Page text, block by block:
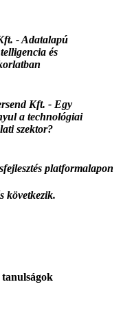
-Adatalapú
és
Kft. - Egy
a technológiai
szektor?
platformalapon
következik.
tanulságok